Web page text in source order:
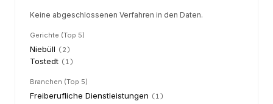
Keine abgeschlossenen Verfahren in den Daten.
Gerichte (Top 5)
Niebüll (2)
Tostedt (1)
Branchen (Top 5)
Freiberufliche Dienstleistungen (1)